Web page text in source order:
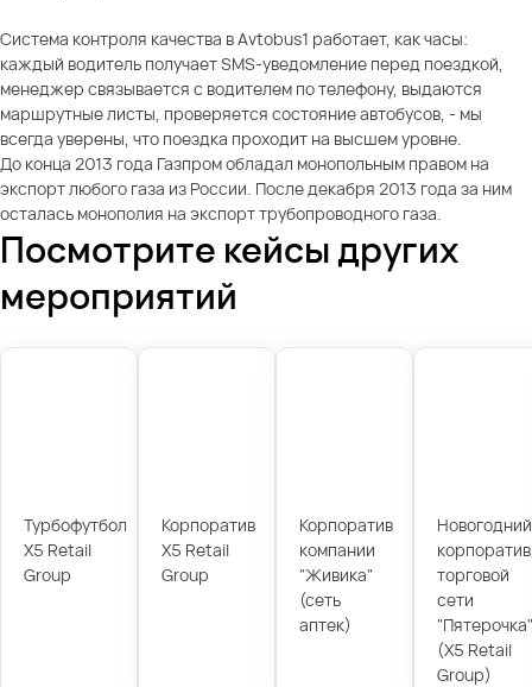
Система контроля качества в Avtobus1 работает, как часы:
каждый водитель получает SMS-уведомление перед поездкой,
менеджер связывается с водителем по телефону, выдаются
маршрутные листы, проверяется состояние автобусов, - мы
всегда уверены, что поездка проходит на высшем уровне.
До конца 2013 года Газпром обладал монопольным правом на
экспорт любого газа из России. После декабря 2013 года за ним
осталась монополия на экспорт трубопроводного газа.
Посмотрите кейсы других
мероприятий
Турбофутбол
X5 Retail
Group
Корпоратив
X5 Retail
Group
Корпоратив
компании
"Живика"
(сеть
аптек)
Новогодний
корпоратив
торговой
сети
"Пятерочка"
(X5 Retail
Group)